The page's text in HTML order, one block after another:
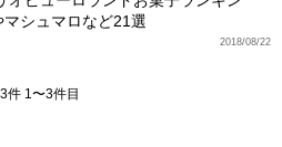
シュマロなど21選
2018/08/22
件 1〜3件目